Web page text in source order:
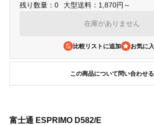
残り数量：0 大型送料：1,870円～
在庫がありません
比較リストに追加
この商品について問い合わせる
富士通 ESPRIMO D582/E